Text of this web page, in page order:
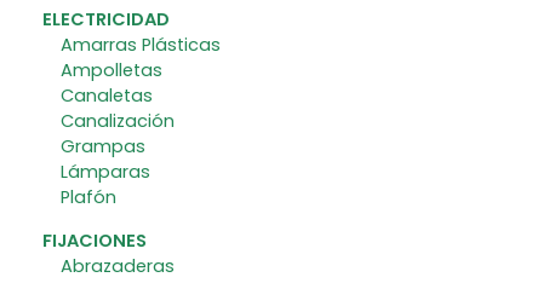
ELECTRICIDAD
Amarras Plásticas
Ampolletas
Canaletas
Canalización
Grampas
Lámparas
Plafón
FIJACIONES
Abrazaderas